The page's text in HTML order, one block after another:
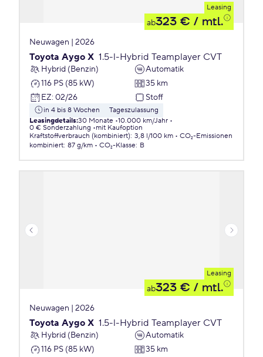
Leasing
ab323 € / mtl.
Neuwagen | 2026
Toyota Aygo X 1.5-l-Hybrid Teamplayer CVT
Hybrid (Benzin)
Automatik
116 PS (85 kW)
35 km
EZ: 02/26 Stoff
in 4 bis 8 Wochen
Tageszulassung
Leasingdetails:30 Monate 10.000 km/Jahr
0 € Sonderzahlung
mit Kaufoption
Kraftstoffverbrauch (kombiniert): 3,8 l/100 km
CO₂-Emissionen
kombiniert: 87 g/km CO₂-Klasse: B
Leasing
ab323 € / mtl.
Neuwagen | 2026
Toyota Aygo X 1.5-l-Hybrid Teamplayer CVT
Hybrid (Benzin)
Automatik
116 PS (85 kW)
35 km